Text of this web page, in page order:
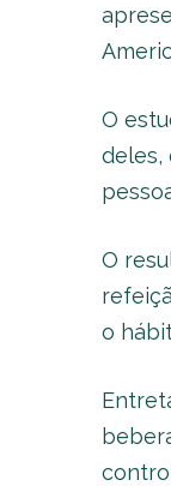
O
deles,
O
o